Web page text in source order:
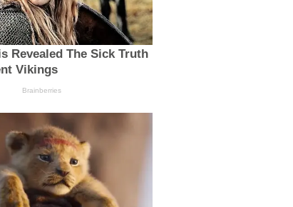
Revealed The Sick Truth
Vikings
Brainberries